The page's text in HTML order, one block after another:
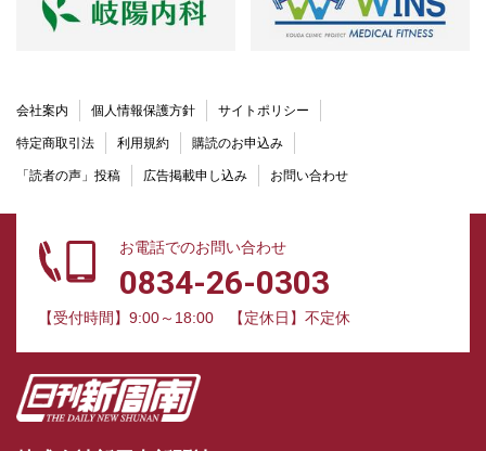
会社案内 個人情報保護方針 サイトポリシー
特定商取引法 利用規約 購読のお申込み
「読者の声」投稿 広告掲載申し込み お問い合わせ
お電話でのお問い合わせ
0834-26-0303
【受付時間】9:00～18:00 【定休日】不定休